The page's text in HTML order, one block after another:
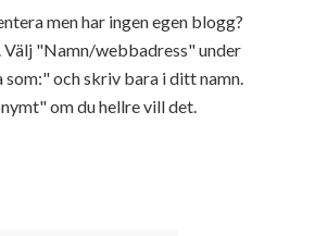
men har ingen egen blogg?
Välj "Namn/webbadress" under
och skriv bara i ditt namn.
om du hellre vill det.